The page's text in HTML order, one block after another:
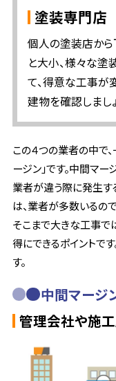
塗装専門店
個人の塗装店か
と大小、様々な塗
て、得意な工事が
建物を確認しましょ
この４つの業者の中で
ージン」です。中間マ
業者が違う際に発生す
は、業者が多数いるの
そこまで大きな工事で
得にできるポイントで
す。
中間マージ
管理会社や施